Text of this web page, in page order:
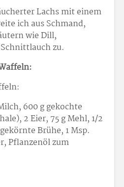
Lachs mit einem
ich aus Schmand,
wie Dill,
zu.
600 g gekochte
2 Eier, 75 g Mehl, 1/2
Brühe, 1 Msp.
Pflanzenöl zum